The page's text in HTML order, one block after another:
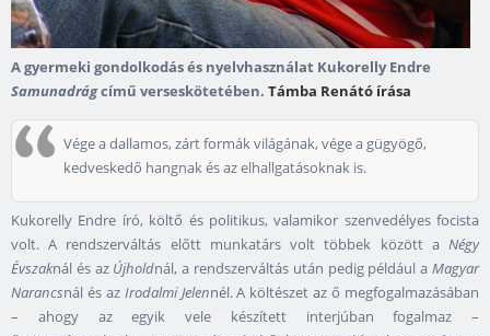
A gyermeki gondolkodás és nyelvhasználat Kukorelly Endre
Samunadrágcímű verseskötetében. Támba Renátó írása
Vége a dallamos, zárt formák világának, vége a gügyögő,
kedveskedő hangnak és az elhallgatásoknak is.
Kukorelly Endre író, költő és politikus, valamikor szenvedélyes focista
volt. A rendszerváltás előtt munkatárs volt többek között a Négy
Évszaknál és az Újholdnál, a rendszerváltás után pedig például aMagyar
Narancsnál és az Irodalmi Jelennél. A költészet az ő megfogalmazásában
– ahogy az egyik vele készített interjúban fogalmaz –